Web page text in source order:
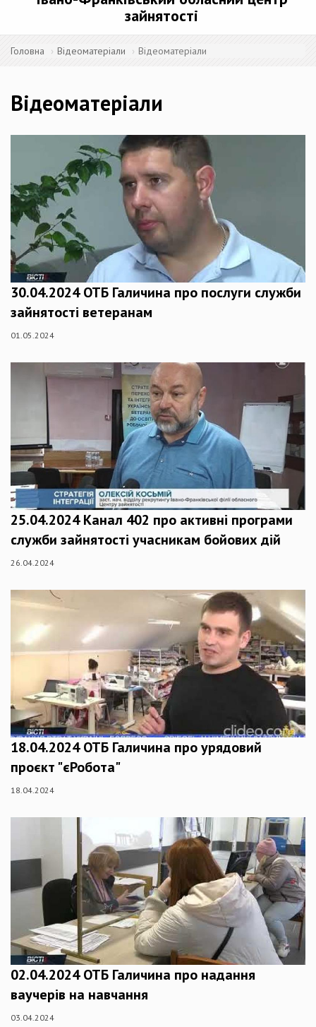
зайнятості
Головна Відеоматеріали Відеоматеріали
Відеоматеріали
30.04.2024 ОТБ Галичина про послуги служби
зайнятості ветеранам
01.05.2024
25.04.2024 Канал 402 про активні програми
служби зайнятості учасникам бойових дій
26.04.2024
18.04.2024 ОТБ Галичина про урядовий
проєкт "єРобота"
18.04.2024
02.04.2024 ОТБ Галичина про надання
ваучерів на навчання
03.04.2024